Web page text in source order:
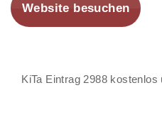
Website besuchen
KiTa Eintrag 2988 kostenlos